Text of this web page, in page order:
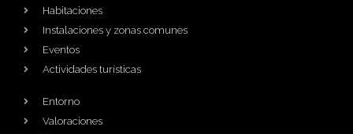
Habitaciones
Instalaciones y zonas comunes
Eventos
Actividades turísticas
Entorno
Valoraciones